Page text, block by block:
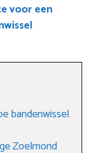
voor een
bandenwissel
Zoelmond